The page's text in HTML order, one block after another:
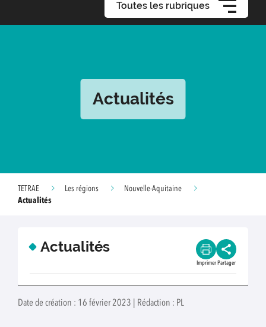
Toutes les rubriques
Actualités
TETRAE Les régions
Nouvelle-Aquitaine
Actualités
Actualités
Imprimer Partager
Date de création : 16 février 2023 | Rédaction : PL